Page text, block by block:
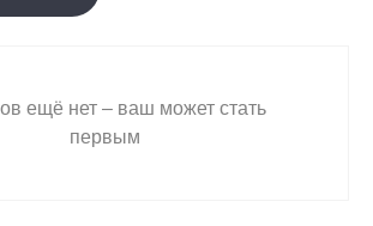
ещё нет – ваш может стать
первым